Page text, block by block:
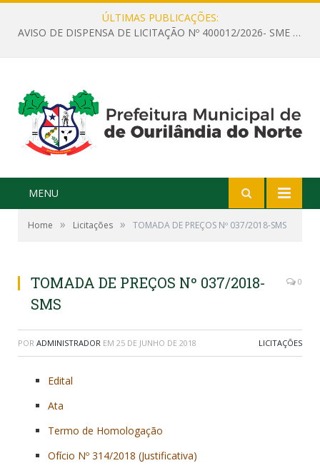
ÚLTIMAS PUBLICAÇÕES:
AVISO DE DISPENSA DE LICITAÇÃO Nº 400012/2026- SME – CONTRATAÇÃO DE EMPRESA ESPECIALIZADA PARA LOCAÇÃO DE ÔNIBUS EXECUTIVO COM CAPACIDADE DE 60 (SESSENTA) POLTRONAS, PARA TRANSPORTAR PROFESSORES RESPONSÁVEIS E ALUNOS PARA BRASÍLIA, COM SAÍDA DIA 10/08/2026 E RETORNO DIA 14/08/2026
MENU
Home » Licitações » TOMADA DE PREÇOS Nº 037/2018-SMS
TOMADA DE PREÇOS Nº 037/2018-
SMS
0
POR ADMINISTRADOR EM 25 DE JUNHO DE 2018 LICITAÇÕES
Edital
Ata
Termo de Homologação
Ofício Nº 314/2018 (Justificativa)